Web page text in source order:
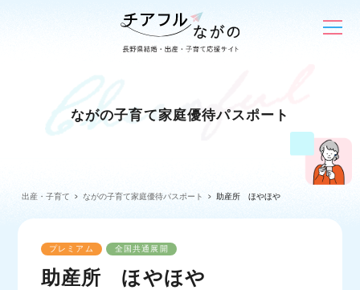
ながの子育て家庭優待パスポート
出産・子育て ながの子育て家庭優待パスポート 助産所 ほやほや
プレミアム 全国共通展開
助産所 ほやほや